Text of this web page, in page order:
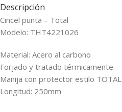
Descripción
Cincel punta – Total
Modelo: THT4221026
Material: Acero al carbono
Forjado y tratado térmicamente
Manija con protector estilo TOTAL
Longitud: 250mm